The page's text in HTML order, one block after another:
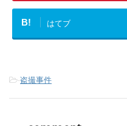
B! はてブ
-盗撮事件